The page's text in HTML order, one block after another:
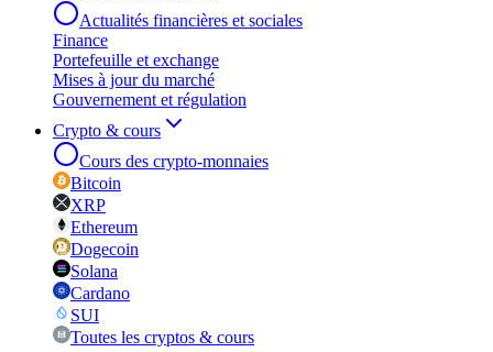
Actualités financières et sociales
Finance
Portefeuille et exchange
Mises à jour du marché
Gouvernement et régulation
Crypto & cours
Cours des crypto-monnaies
Bitcoin
XRP
Ethereum
Dogecoin
Solana
Cardano
SUI
Toutes les cryptos & cours